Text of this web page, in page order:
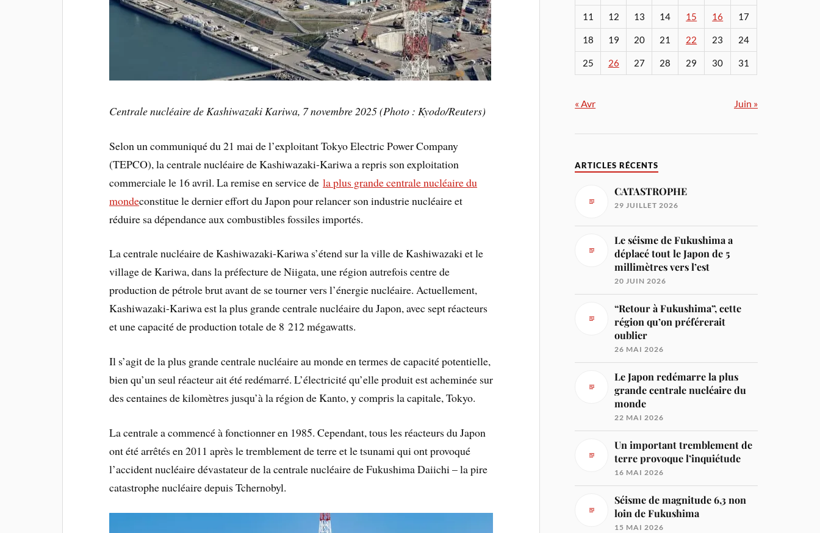
Centrale nucléaire de Kashiwazaki Kariwa, 7 novembre 2025 (Photo : Kyodo/Reuters)
Selon un communiqué du 21 mai de l’exploitant Tokyo Electric Power Company
(TEPCO), la centrale nucléaire de Kashiwazaki-Kariwa a repris son exploitation
commerciale le 16 avril. La remise en service dela plus grande centrale nucléaire du
mondeconstitue le dernier effort du Japon pour relancer son industrie nucléaire et
réduire sa dépendance aux combustibles fossiles importés.
La centrale nucléaire de Kashiwazaki-Kariwa s’étend sur la ville de Kashiwazaki et le
village de Kariwa, dans la préfecture de Niigata, une région autrefois centre de
production de pétrole brut avant de se tourner vers l’énergie nucléaire. Actuellement,
Kashiwazaki-Kariwa est la plus grande centrale nucléaire du Japon, avec sept réacteurs
et une capacité de production totale de 8 212 mégawatts.
Il s’agit de la plus grande centrale nucléaire au monde en termes de capacité potentielle,
bien qu’un seul réacteur ait été redémarré. L’électricité qu’elle produit est acheminée sur
des centaines de kilomètres jusqu’à la région de Kanto, y compris la capitale, Tokyo.
La centrale a commencé à fonctionner en 1985. Cependant, tous les réacteurs du Japon
ont été arrêtés en 2011 après le tremblement de terre et le tsunami qui ont provoqué
l’accident nucléaire dévastateur de la centrale nucléaire de Fukushima Daiichi – la pire
catastrophe nucléaire depuis Tchernobyl.
11 12 13 14 15 16 17
18 19 20 21 22 23 24
25 26 27 28 29 30 31
« Avr Juin »
ARTICLES RÉCENTS
CATASTROPHE
29 JUILLET 2026
Le séisme de Fukushima a
déplacé tout le Japon de 5
millimètres vers l’est
20 JUIN 2026
“Retour à Fukushima”, cette
région qu’on préférerait
oublier
26 MAI 2026
Le Japon redémarre la plus
grande centrale nucléaire du
monde
22 MAI 2026
Un important tremblement de
terre provoque l’inquiétude
16 MAI 2026
Séisme de magnitude 6,3 non
loin de Fukushima
15 MAI 2026